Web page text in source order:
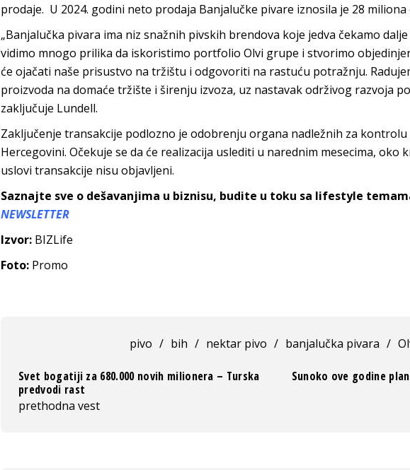
prodaje. U 2024. godini neto prodaja Banjalučke pivare iznosila je 28 miliona
„Banjalučka pivara ima niz snažnih pivskih brendova koje jedva čekamo
vidimo mnogo prilika da iskoristimo portfolio Olvi grupe i stvorimo
će ojačati naše prisustvo na tržištu i odgovoriti na rastuću potražnju.
proizvoda na domaće tržište i širenju izvoza, uz nastavak održivog razvoja
zaključuje Lundell.
Zaključenje transakcije podlozno je odobrenju organa nadležnih za
Hercegovini. Očekuje se da će realizacija uslediti u narednim mesecima, oko
uslovi transakcije nisu objavljeni.
Saznajte sve o dešavanjima u biznisu, budite u toku sa lifestyle
NEWSLETTER
Izvor: BIZLife
Foto: Promo
pivo / bih / nektar pivo / banjalučka pivara /
Svet bogatiji za 680.000 novih milionera – Turska
predvodi rast
prethodna vest
Sunoko ove godine